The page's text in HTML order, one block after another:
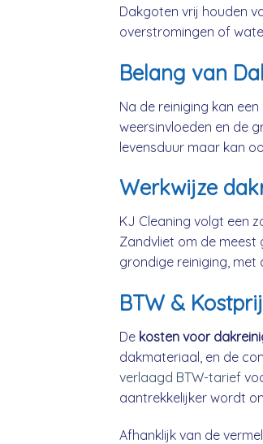
Dakgoten vrij houden
overstromingen of
Belang van
Na de reiniging kan
weersinvloeden en de
levensduur maar kan
Werkwijze
KJ Cleaning volgt een
Zandvliet om de meest
grondige reiniging,
BTW &
De kosten voor
dakmateriaal, en de
verlaagd BTW-tarief
aantrekkelijker wordt
Afhanklijk van de